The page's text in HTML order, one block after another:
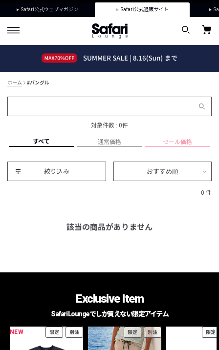
Safari公式ウェブマガジン Safari公式通販サイト
ホーム #バングル
対象件数 : 0件
すべて 通常価格 セール価格
絞り込み おすすめ順
0 件
該当の商品がありません
Exclusive Item
Safari Loungeでしか買えない限定アイテム
NEW 限定 別注 限定 別注 限定